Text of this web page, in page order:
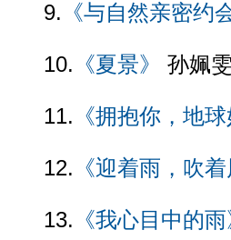
9. 《与自然亲密约
10. 《夏景》 孙姵
11. 《拥抱你，地球
12. 《迎着雨，吹着
13. 《我心目中的雨